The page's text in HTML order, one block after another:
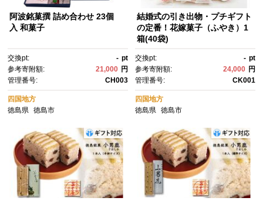
阿波銘菓撰 詰め合わせ 23個
入 和菓子
交換pt: - pt
参考寄附額:
21,000 円
管理番号:
CH003
四国地方
徳島県
徳島市
結婚式の引き出物・プチギフト
の定番！花嫁菓子（ふやき）1
箱(40袋)
交換pt: - pt
参考寄附額:
24,000 円
管理番号:
CK001
四国地方
徳島県 徳島市